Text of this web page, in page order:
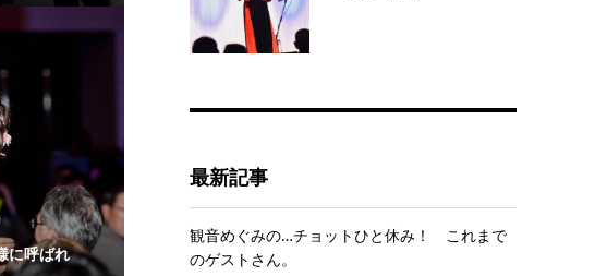
に呼ばれ
最新記事
観音めぐみの…チョットひと休み！ これまで
のゲストさん。